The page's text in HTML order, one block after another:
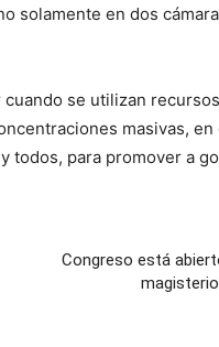
solamente en dos
se utilizan
masivas,
todos, para promover a
Congreso está
magisterio